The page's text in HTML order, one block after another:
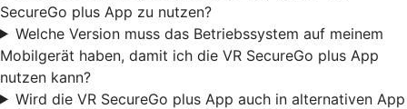
SecureGo plus App zu nutzen?
Welche Version muss das Betriebssystem auf meinem
Mobilgerät haben, damit ich die VR SecureGo plus App
nutzen kann?
Wird die VR SecureGo plus App auch in alternativen App